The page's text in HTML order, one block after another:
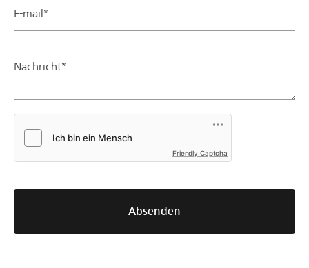
E-mail*
Nachricht*
Friendly Captcha
Absenden